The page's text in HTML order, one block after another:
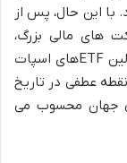
با این حال، پس از
های مالی بزرگ،
سرانجام در ژانویه ۲۰۲۴، SEC چراغ سبز را به اولین ETFهای اسپات
عطفی در تاریخ
جهان محسوب می